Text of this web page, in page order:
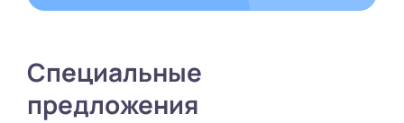
Специальные
предложения